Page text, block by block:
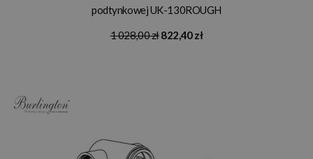
podtynkowej UK-130ROUGH
1 028,00 zł822,40 zł